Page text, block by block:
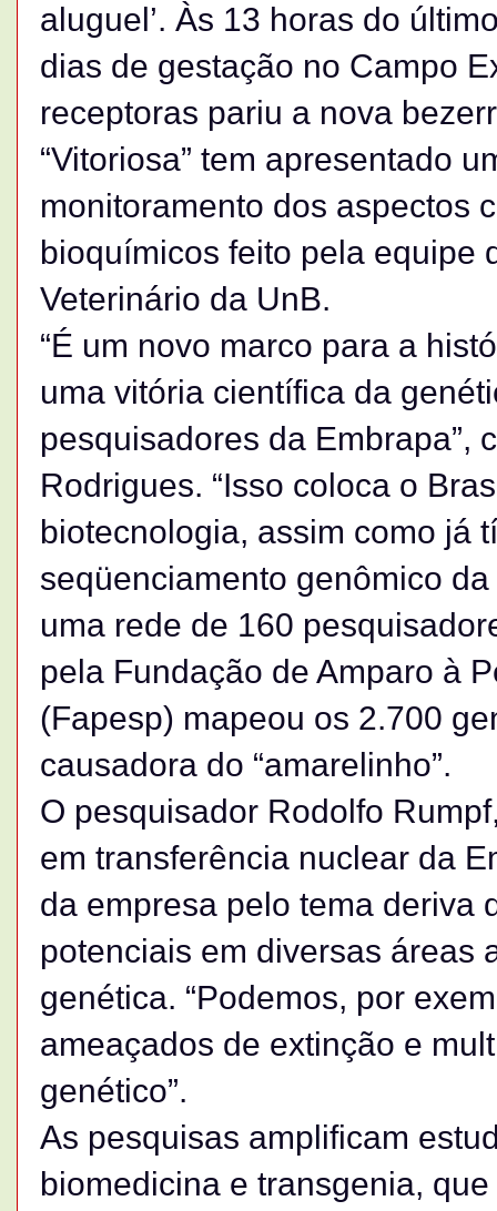
aluguel’. Às 13 horas do
dias de gestação no Campo
receptoras pariu a nova
“Vitoriosa” tem apresentado
monitoramento dos aspectos
bioquímicos feito pela equipe
Veterinário da UnB.
“É um novo marco para a
uma vitória científica da
pesquisadores da Embrapa”,
Rodrigues. “Isso coloca o
biotecnologia, assim como já
seqüenciamento genômico
uma rede de 160
pela Fundação de Amparo à
(Fapesp) mapeou os 2.700
causadora do “amarelinho”.
O pesquisador Rodolfo
em transferência nuclear da
da empresa pelo tema deriva
potenciais em diversas áreas
genética. “Podemos, por
ameaçados de extinção e
genético”.
As pesquisas amplificam
biomedicina e transgenia,